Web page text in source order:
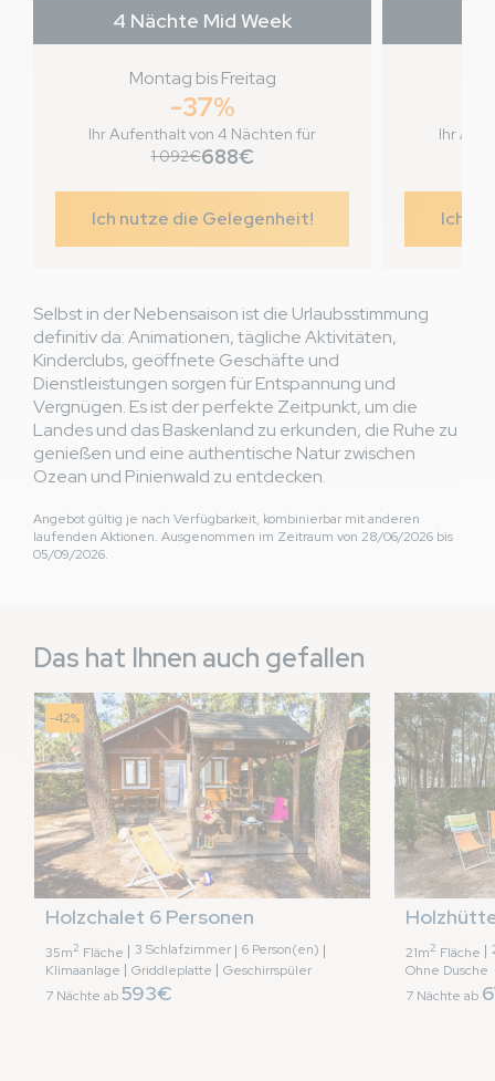
4 Nächte Mid Week
Montag bis Freitag
-37%
Ihr Aufenthalt von 4 Nächten für
1 092€688€
Ich nutze die Gelegenheit!
Ihr
Ich
Selbst in der Nebensaison ist die Urlaubsstimmung
definitiv da: Animationen, tägliche Aktivitäten,
Kinderclubs, geöffnete Geschäfte und
Dienstleistungen sorgen für Entspannung und
Vergnügen. Es ist der perfekte Zeitpunkt, um die
Landes und das Baskenland zu erkunden, die Ruhe zu
genießen und eine authentische Natur zwischen
Ozean und Pinienwald zu entdecken.
Angebot gültig je nach Verfügbarkeit, kombinierbar mit anderen
laufenden Aktionen. Ausgenommen im Zeitraum von 28/06/2026 bis
05/09/2026.
Das hat Ihnen auch gefallen
-42%
Holzchalet 6 Personen
35m2 Fläche 3 Schlafzimmer
6 Person(en)
Klimaanlage
Griddleplatte
Geschirrspüler
7 Nächte ab593€
21m2 Fläche
Ohne Dusche
7 Nächte ab